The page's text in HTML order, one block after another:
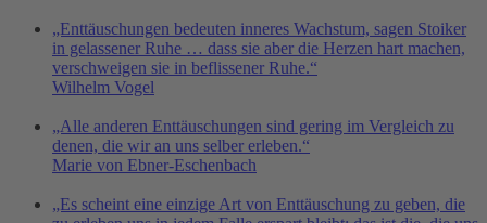
„Enttäuschungen bedeuten inneres Wachstum, sagen Stoiker
in gelassener Ruhe … dass sie aber die Herzen hart machen,
verschweigen sie in beflissener Ruhe.“
Wilhelm Vogel
„Alle anderen Enttäuschungen sind gering im Vergleich zu
denen, die wir an uns selber erleben.“
Marie von Ebner-Eschenbach
„Es scheint eine einzige Art von Enttäuschung zu geben, die